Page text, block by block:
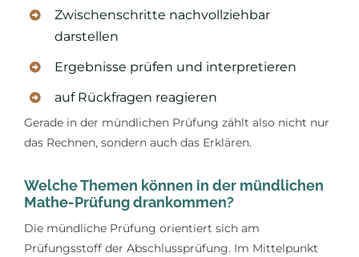
Zwischenschritte nachvollziehbar
darstellen
Ergebnisse prüfen und interpretieren
auf Rückfragen reagieren
Gerade in der mündlichen Prüfung zählt also nicht nur
das Rechnen, sondern auch das Erklären.
Welche Themen können in der mündlichen
Mathe-Prüfung drankommen?
Die mündliche Prüfung orientiert sich am
Prüfungsstoff der Abschlussprüfung. Im Mittelpunkt